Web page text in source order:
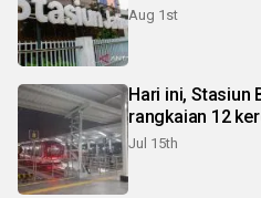
Aug 1st
Hari ini, Stasiun
rangkaian 12
Jul 15th